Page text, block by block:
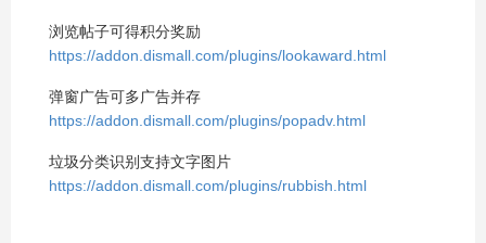
浏览帖子可得积分奖励
https://addon.dismall.com/plugins/lookaward.html
弹窗广告可多广告并存
https://addon.dismall.com/plugins/popadv.html
垃圾分类识别支持文字图片
https://addon.dismall.com/plugins/rubbish.html